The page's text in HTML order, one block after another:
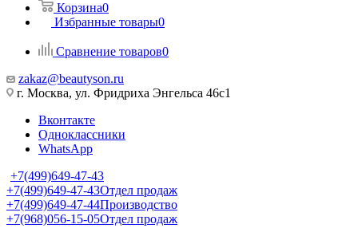
Корзина0
Избранные товары0
Сравнение товаров0
zakaz@beautyson.ru
г. Москва, ул. Фридриха Энгельса 46с1
Вконтакте
Одноклассники
WhatsApp
+7(499)649-47-43
+7(499)649-47-43Отдел продаж
+7(499)649-47-44Производство
+7(968)056-15-05Отдел продаж